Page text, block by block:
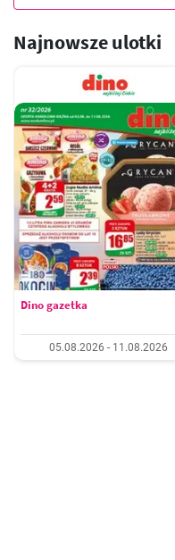
Najnowsze ulotki
Dino gazetka
05.08.2026 - 11.08.2026